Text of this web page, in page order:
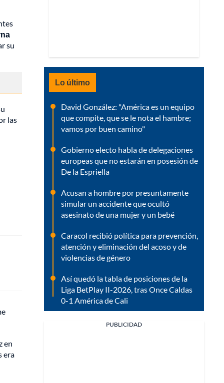
su
las
en
era
Lo último
David González: "América es un equipo
que compite, que se le nota el hambre;
vamos por buen camino"
Gobierno electo habla de delegaciones
europeas que no estarán en posesión de
De la Espriella
Acusan a hombre por presuntamente
simular un accidente que ocultó
asesinato de una mujer y un bebé
Caracol recibió política para prevención,
atención y eliminación del acoso y de
violencias de género
Así quedó la tabla de posiciones de la
Liga BetPlay II-2026, tras Once Caldas
0-1 América de Cali
PUBLICIDAD